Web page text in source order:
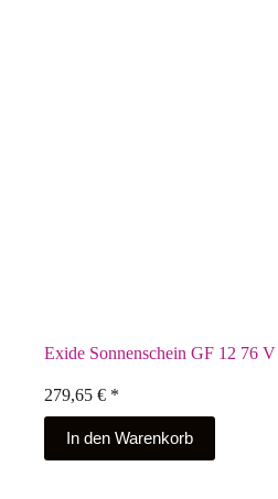
Exide Sonnenschein GF 12 76
279,65 € *
In den Warenkorb